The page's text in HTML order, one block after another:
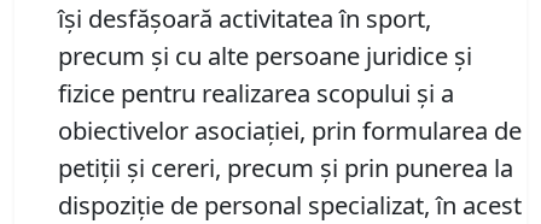
își desfășoară activitatea în sport,
precum și cu alte persoane juridice și
fizice pentru realizarea scopului și a
obiectivelor asociației, prin formularea de
petiții și cereri, precum și prin punerea la
dispoziție de personal specializat, în acest